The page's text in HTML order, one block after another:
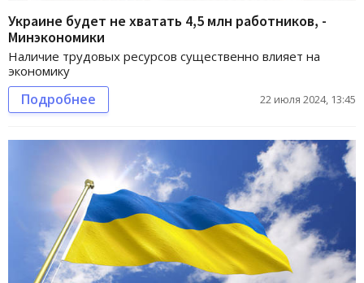
Украине будет не хватать 4,5 млн работников, -
Минэкономики
Наличие трудовых ресурсов существенно влияет на
экономику
Подробнее 22 июля 2024, 13:45